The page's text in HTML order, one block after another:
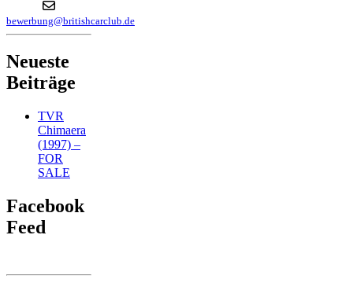
bewerbung@britishcarclub.de
Neueste
Beiträge
TVR
Chimaera
(1997) –
FOR
SALE
Facebook
Feed